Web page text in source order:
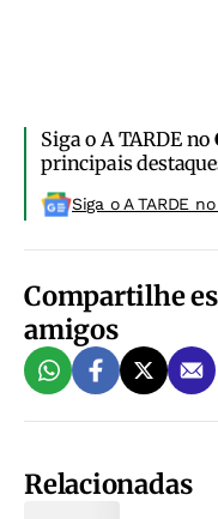
Siga o A TARDE no
principais
Siga o A TARDE
Compartilhe
amigos
Relacionadas